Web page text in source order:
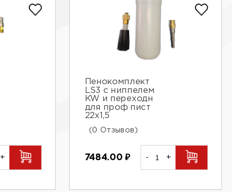
+
Пенокомплект
LS3 с ниппелем
KW и переходн
для проф пист
22х1,5
(0 Отзывов)
7484.00₽ - +